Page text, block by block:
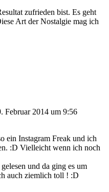
zufrieden bist. Es geht
Art der Nostalgie mag ich
Februar 2014 um 9:56
ein Instagram Freak und ich
:D Vielleicht wenn ich noch
und da ging es um
auch ziemlich toll ! :D